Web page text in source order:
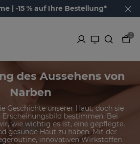
| -15 % auf Ihre Bestellung*
0
des Aussehens von
Narben
Geschichte unserer Haut, doch sie
bestimmen. Bei
wie wichtig es ist, eine gepflegte,
gesunde Haut zu haben. Mit der
innovativen Wirkstoffen